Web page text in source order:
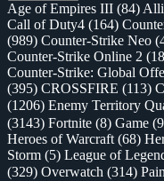
Age of Empires III (84)
Call of Duty4 (164)
(989) Counter-Strike Neo
Counter-Strike Online 2
Counter-Strike: Global
(395) CROSSFIRE (113)
(1206) Enemy Territory
(3143) Fortnite (8) Game
Heroes of Warcraft (68)
Storm (5) League of
(329) Overwatch (314)